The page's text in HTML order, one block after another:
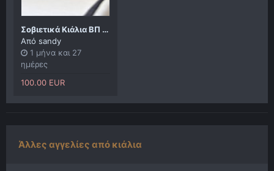
Σοβιετικά Κιάλια BП 12x40 με αυθεντική θήκη – συλλεκτικά, εξαιρετικής ποιότητας
Από sandy
1 μήνα και 27
ημέρες
100.00 EUR
Άλλες αγγελίες από κιάλια